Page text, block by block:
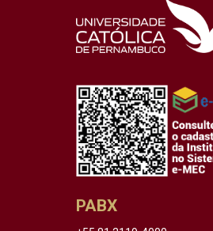
PABX